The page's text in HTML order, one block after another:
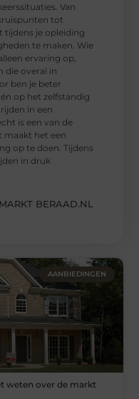
Van
tot
tijdens je opleiding
te maken. Wie
ervaring op,
die overal in
ben je beter
op het zelfstandig
in een
is een van de
maakt het een
op te doen. Tijdens
in druk
BERAAD.NL
AANBIEDINGEN
weten over de markt